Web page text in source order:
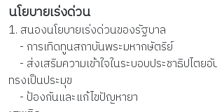
นโยบายเร่งด่วน
1. สนองนโยบายเร่งด่วนของรัฐบาล
- การเทิดทูนสถาบันพระมหากษัตริย์
- ส่งเสริมความเข้าใจในระบอบประชาธิปไต
ทรงเป็นประมุข
- ป้องกันและแก้ไขปัญหายา